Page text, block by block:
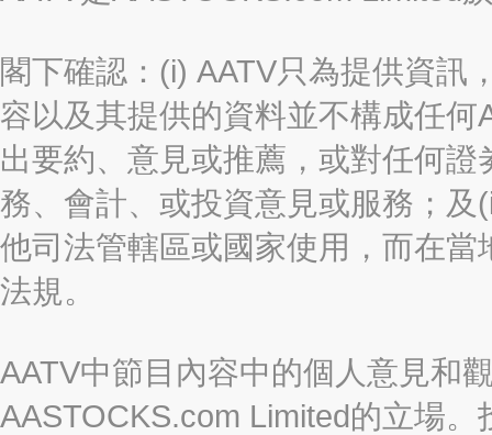
閣下確認：(i) AATV只為提供資訊
容以及其提供的資料並不構成任
出要約、意見或推薦，或對任何
務、會計、或投資意見或服務；
他司法管轄區或國家使用，而在
法規。
AATV中節目內容中的個人意見和
AASTOCKS.com Limited的立場